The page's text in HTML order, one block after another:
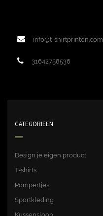
info@t-shirtprinten.com
31642758536
CATEGORIEËN
Design je eigen product
T-shirts
Rompertjes
Sportkleding